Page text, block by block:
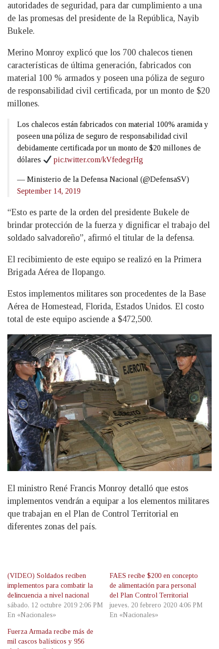
autoridades de seguridad, para dar cumplimiento a una
de las promesas del presidente de la República, Nayib
Bukele.
Merino Monroy explicó que los 700 chalecos tienen
características de última generación, fabricados con
material 100 % armados y poseen una póliza de seguro
de responsabilidad civil certificada, por un monto de $20
millones.
Los chalecos están fabricados con material 100% aramida y
poseen una póliza de seguro de responsabilidad civil
debidamente certificada por un monto de $20 millones de
dólares
pic.twitter.com/kVfedegrHg
— Ministerio de la Defensa Nacional (@DefensaSV)
September 14, 2019
“Esto es parte de la orden del presidente Bukele de
brindar protección de la fuerza y dignificar el trabajo del
soldado salvadoreño”, afirmó el titular de la defensa.
El recibimiento de este equipo se realizó en la Primera
Brigada Aérea de Ilopango.
Estos implementos militares son procedentes de la Base
Aérea de Homestead, Florida, Estados Unidos. El costo
total de este equipo asciende a $472,500.
El ministro René Francis Monroy detalló que estos
implementos vendrán a equipar a los elementos militares
que trabajan en el Plan de Control Territorial en
diferentes zonas del país.
(VIDEO) Soldados reciben
implementos para combatir la
delincuencia a nivel nacional
sábado, 12 octubre 2019 2:06 PM
En «Nacionales»
FAES recibe $200 en concepto
de alimentación para personal
del Plan Control Territorial
jueves, 20 febrero 2020 4:06 PM
En «Nacionales»
Fuerza Armada recibe más de
mil cascos balísticos y 956